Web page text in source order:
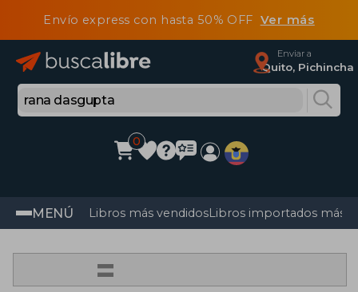
Envío express con hasta 50% OFF Ver más
Enviar a
Quito, Pichincha
0
MENÚ Libros más vendidosLibros importados más
=